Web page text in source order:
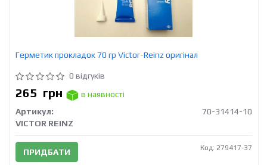
Герметик прокладок 70 гр Victor-Reinz оригінал
0 відгуків
265 грн
в наявності
Артикул:
70-31414-10
VICTOR REINZ
ПРИДБАТИ Код: 279417-37